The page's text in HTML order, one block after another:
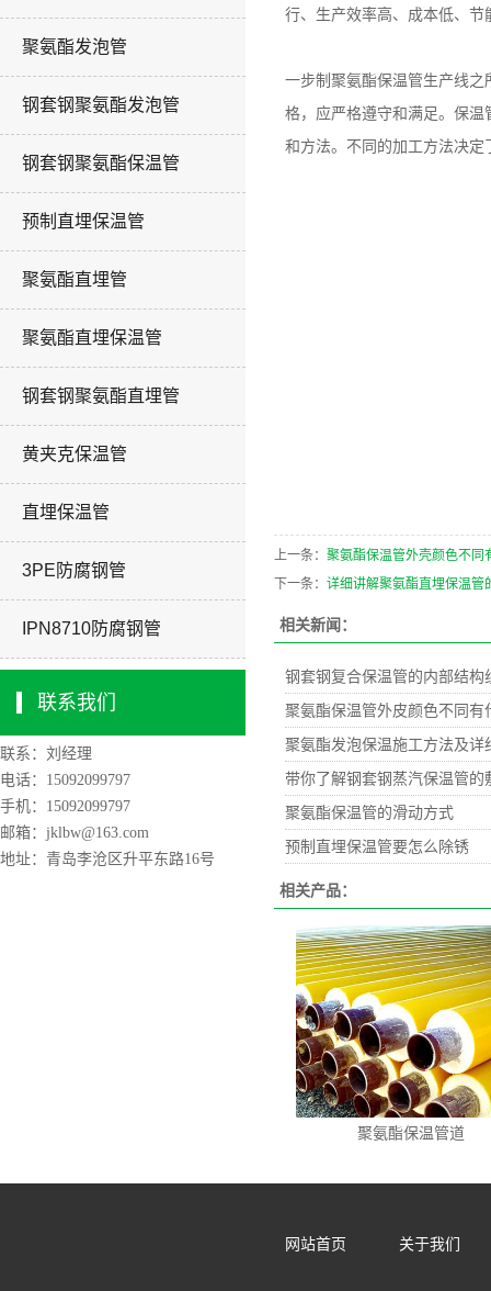
聚氨酯发泡管
钢套钢聚氨酯发泡管
钢套钢聚氨酯保温管
预制直埋保温管
聚氨酯直埋管
聚氨酯直埋保温管
钢套钢聚氨酯直埋管
黄夹克保温管
直埋保温管
3PE防腐钢管
IPN8710防腐钢管
联系我们
联系：刘经理
电话：15092099797
手机：15092099797
邮箱：jklbw@163.com
地址：青岛李沧区升平东路16号
行、生产效率高、成本低、
一步制聚氨酯保温管生产线
格，应严格遵守和满足。保
和方法。不同的加工方法决
上一条： 聚氨酯保温管外壳颜色不同
下一条： 详细讲解聚氨酯直埋保温管
相关新闻：
钢套钢复合保温管的内部结构
聚氨酯保温管外皮颜色不同有
聚氨酯发泡保温施工方法及详
带你了解钢套钢蒸汽保温管的
聚氨酯保温管的滑动方式
预制直埋保温管要怎么除锈
相关产品：
聚氨酯保温管道
网站首页 关于我们